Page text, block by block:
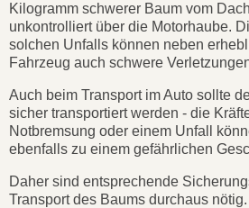
Kilogramm schwerer Baum vom
unkontrolliert über die Motorhaube.
solchen Unfalls können neben
Fahrzeug auch schwere
Auch beim Transport im Auto sollte
sicher transportiert werden - die
Notbremsung oder einem Unfall
ebenfalls zu einem gefährlichen
Daher sind entsprechende
Transport des Baums durchaus